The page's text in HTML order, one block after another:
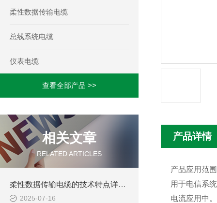
柔性数据传输电缆
总线系统电缆
仪表电缆
查看全部产品 >>
相关文章
RELATED ARTICLES
柔性数据传输电缆的技术特点详细分析
2025-07-16
产品详情
产品应用范
用于电信系
电流应用中。